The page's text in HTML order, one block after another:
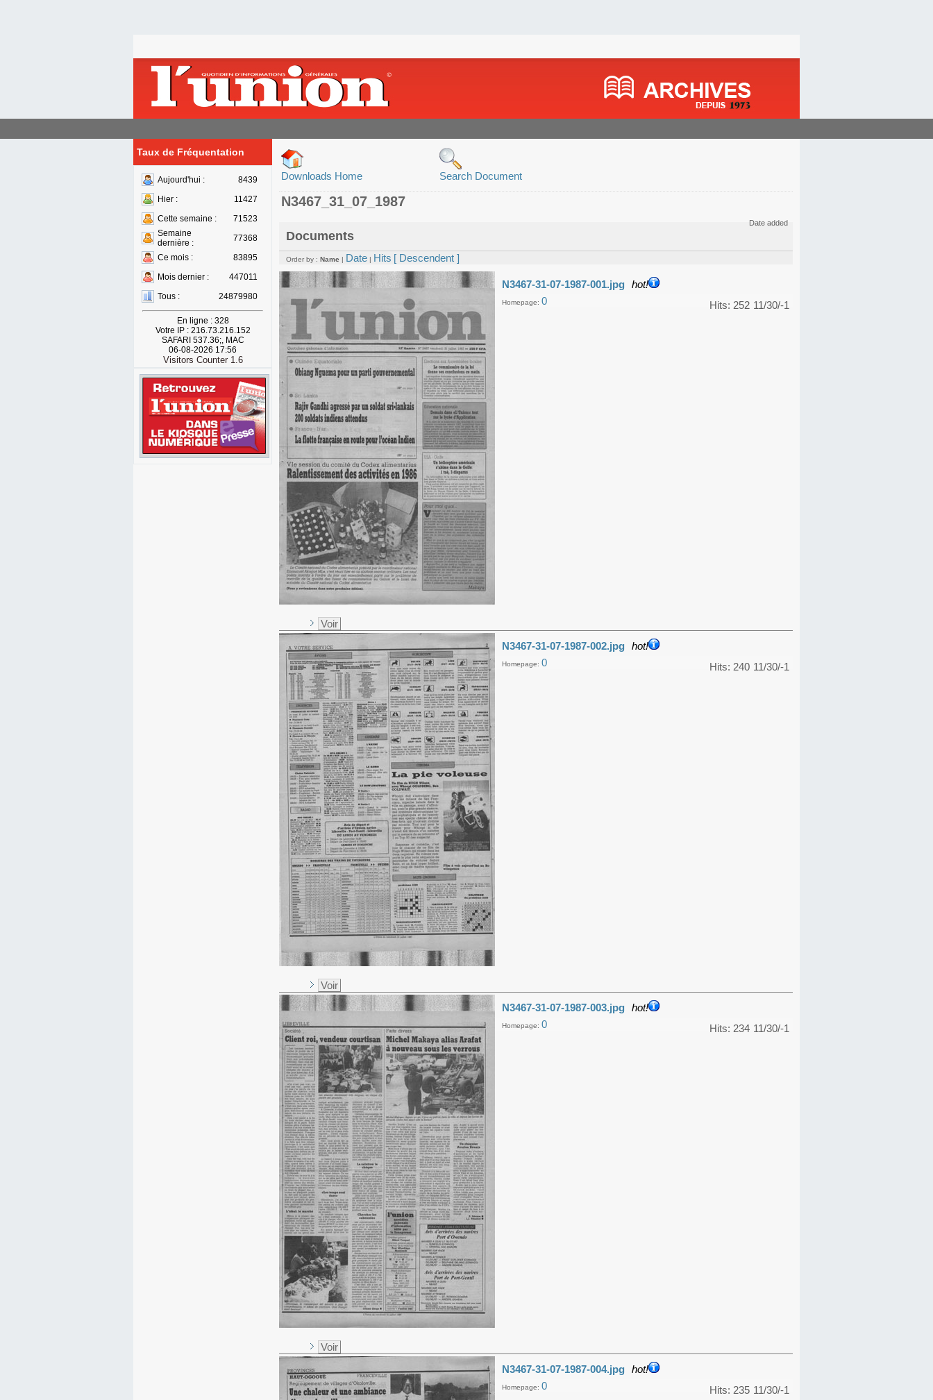
Taux de Fréquentation
Aujourd'hui :
8439
Hier :
11427
Cette semaine :
71523
Semaine
dernière :
77368
Ce mois :
83895
Mois dernier :
447011
Tous :
24879980
En ligne : 328
Votre IP : 216.73.216.152
SAFARI 537.36;, MAC
06-08-2026 17:56
Visitors Counter 1.6
Downloads Home Search Document
N3467_31_07_1987
Documents
Date added
Order by : Name | Date | Hits [ Descendent ]
N3467-31-07-1987-001.jpg hot!
11/30/-1
Hits: 252
Homepage: 0
Voir
N3467-31-07-1987-002.jpg hot!
11/30/-1
Hits: 240
Homepage: 0
Voir
N3467-31-07-1987-003.jpg hot!
11/30/-1
Hits: 234
Homepage: 0
Voir
N3467-31-07-1987-004.jpg hot!
11/30/-1
Hits: 235
Homepage: 0